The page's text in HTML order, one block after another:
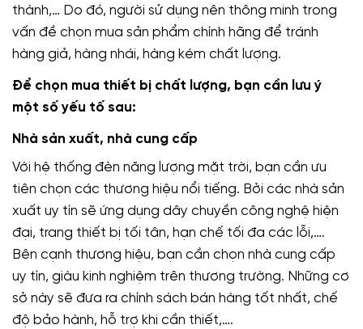
thành,… Do đó, người sử dụng nên thông minh trong
vấn đề chọn mua sản phẩm chính hãng để tránh
hàng giả, hàng nhái, hàng kém chất lượng.
Để chọn mua thiết bị chất lượng, bạn cần lưu ý
một số yếu tố sau:
Nhà sản xuất, nhà cung cấp
Với hệ thống đèn năng lượng mặt trời, bạn cần ưu
tiên chọn các thương hiệu nổi tiếng. Bởi các nhà sản
xuất uy tín sẽ ứng dụng dây chuyền công nghệ hiện
đại, trang thiết bị tối tân, hạn chế tối đa các lỗi,….
Bên cạnh thương hiệu, bạn cần chọn nhà cung cấp
uy tín, giàu kinh nghiệm trên thương trường. Những cơ
sở này sẽ đưa ra chính sách bán hàng tốt nhất, chế
độ bảo hành, hỗ trợ khi cần thiết,….